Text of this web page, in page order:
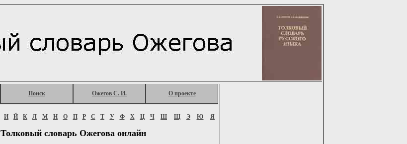
Поиск Ожегов С. И. О проекте
И Й К Л М Н О П Р С Т У Ф Х Ц Ч Ш Щ Э Ю Я
Толковый словарь Ожегова онлайн